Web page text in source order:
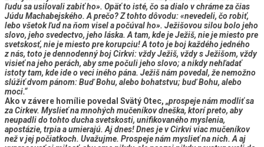
ľudu sa usilovali zabiť ho». Opäť to isté, čo sa dialo v chráme za čias
Júdu Machabejského. A prečo? Z tohto dôvodu: «nevedeli, čo robiť,
lebo všetok ľud na ňom visel a počúval ho». Ježišovou silou bolo jeho
slovo, jeho svedectvo, jeho láska. A tam, kde je Ježiš, nie je miesto pre
svetskosť, nie je miesto pre korupciu!A toto je boj každého jedného
z nás, toto je dennodenný boj Cirkvi: vždy Ježiš, vždy s Ježišom, vždy
visieť na jeho perách, aby sme počuli jeho slovo; a nikdy nehľadať
istoty tam, kde ide o veci iného pána. Ježiš nám povedal, že nemožno
slúžiť dvom pánom: Buď Bohu, alebo bohatstvu; buď Bohu, alebo
moci.“
Ako v závere homílie povedal Svätý Otec, „prospeje nám modliť sa
za Cirkev. Myslieť na mnohých mučeníkov dneška, ktorí preto, aby
neupadli do tohto ducha svetskosti, unifikovaného myslenia,
apostázie, trpia a umierajú. Aj dnes!Dnes je v Cirkvi viac mučeníkov
než v jej počiatkoch. Uvažujme. Prospeje nám myslieť na nich. A aj